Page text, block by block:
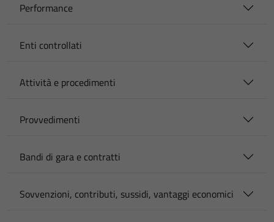
Performance
Enti controllati
Attività e procedimenti
Provvedimenti
Bandi di gara e contratti
Sovvenzioni, contributi, sussidi, vantaggi economici